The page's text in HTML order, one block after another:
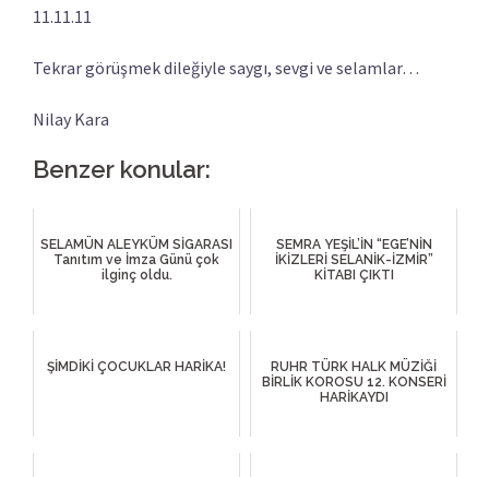
11.11.11
Tekrar görüşmek dileğiyle saygı, sevgi ve selamlar…
Nilay Kara
Benzer konular:
SELAMÜN ALEYKÜM SİGARASI
Tanıtım ve İmza Günü çok
ilginç oldu.
SEMRA YEŞİL’İN “EGE’NİN
İKİZLERİ SELANİK-İZMİR”
KİTABI ÇIKTI
ŞİMDİKİ ÇOCUKLAR HARİKA!
RUHR TÜRK HALK MÜZİĞİ
BİRLİK KOROSU 12. KONSERİ
HARİKAYDI